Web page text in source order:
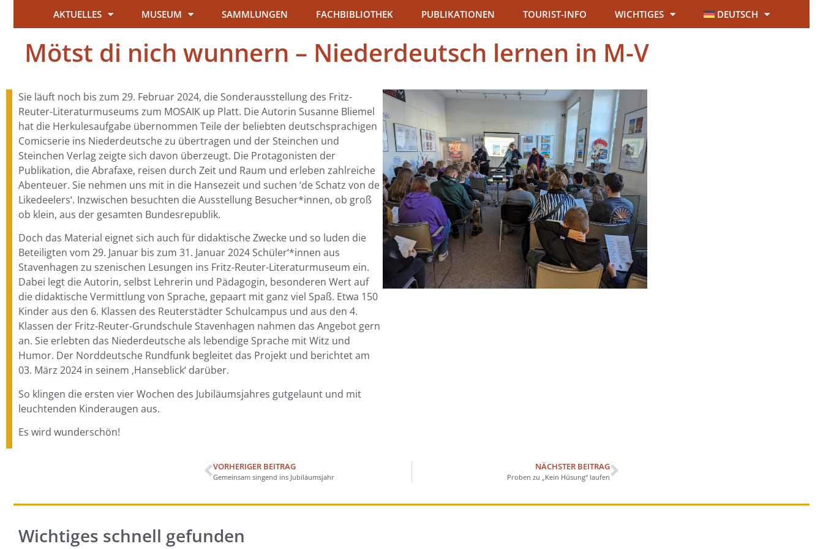
AKTUELLES MUSEUM SAMMLUNGEN FACHBIBLIOTHEK PUBLIKATIONEN TOURIST-INFO WICHTIGES DEUTSCH
Mötst di nich wunnern – Niederdeutsch lernen in M-V
Sie läuft noch bis zum 29. Februar 2024, die Sonderausstellung des Fritz-
Reuter-Literaturmuseums zum MOSAIK up Platt. Die Autorin Susanne Bliemel
hat die Herkulesaufgabe übernommen Teile der beliebten deutschsprachigen
Comicserie ins Niederdeutsche zu übertragen und der Steinchen und
Steinchen Verlag zeigte sich davon überzeugt. Die Protagonisten der
Publikation, die Abrafaxe, reisen durch Zeit und Raum und erleben zahlreiche
Abenteuer. Sie nehmen uns mit in die Hansezeit und suchen ‘de Schatz von de
Likedeelers‘. Inzwischen besuchten die Ausstellung Besucher*innen, ob groß
ob klein, aus der gesamten Bundesrepublik.
Doch das Material eignet sich auch für didaktische Zwecke und so luden die
Beteiligten vom 29. Januar bis zum 31. Januar 2024 Schüler‘*innen aus
Stavenhagen zu szenischen Lesungen ins Fritz-Reuter-Literaturmuseum ein.
Dabei legt die Autorin, selbst Lehrerin und Pädagogin, besonderen Wert auf
die didaktische Vermittlung von Sprache, gepaart mit ganz viel Spaß. Etwa 150
Kinder aus den 6. Klassen des Reuterstädter Schulcampus und aus den 4.
Klassen der Fritz-Reuter-Grundschule Stavenhagen nahmen das Angebot gern
an. Sie erlebten das Niederdeutsche als lebendige Sprache mit Witz und
Humor. Der Norddeutsche Rundfunk begleitet das Projekt und berichtet am
03. März 2024 in seinem ‚Hanseblick‘ darüber.
So klingen die ersten vier Wochen des Jubiläumsjahres gutgelaunt und mit
leuchtenden Kinderaugen aus.
Es wird wunderschön!
VORHERIGER BEITRAG
Gemeinsam singend ins Jubiläumsjahr
NÄCHSTER BEITRAG
Proben zu „Kein Hüsung“ laufen
Wichtiges schnell gefunden